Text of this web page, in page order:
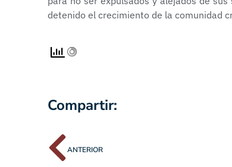
detenido el crecimiento de la comunidad
Compartir:
ANTERIOR